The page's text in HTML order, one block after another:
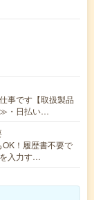
事です【取扱製品
≫・日払い…
！履歴書不要で
入力す…